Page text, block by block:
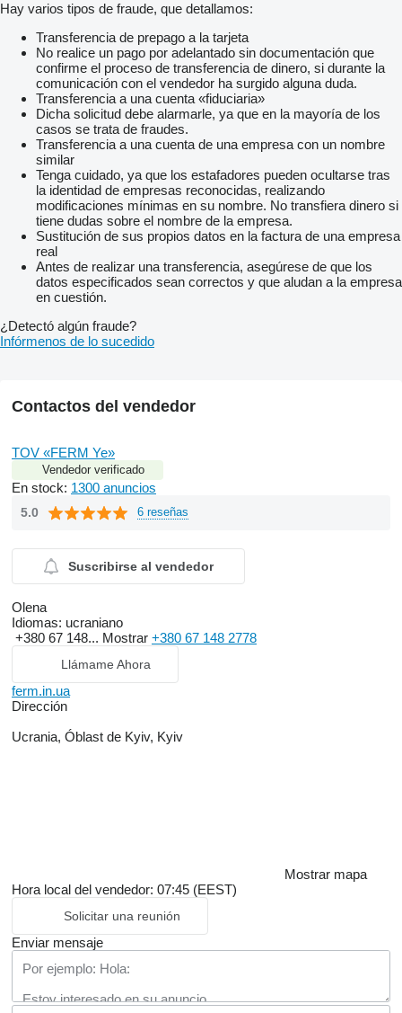
Hay varios tipos de fraude, que detallamos:
Transferencia de prepago a la tarjeta
No realice un pago por adelantado sin documentación que
confirme el proceso de transferencia de dinero, si durante la
comunicación con el vendedor ha surgido alguna duda.
Transferencia a una cuenta «fiduciaria»
Dicha solicitud debe alarmarle, ya que en la mayoría de los
casos se trata de fraudes.
Transferencia a una cuenta de una empresa con un nombre
similar
Tenga cuidado, ya que los estafadores pueden ocultarse tras
la identidad de empresas reconocidas, realizando
modificaciones mínimas en su nombre. No transfiera dinero si
tiene dudas sobre el nombre de la empresa.
Sustitución de sus propios datos en la factura de una empresa
real
Antes de realizar una transferencia, asegúrese de que los
datos especificados sean correctos y que aludan a la empresa
en cuestión.
¿Detectó algún fraude?
Infórmenos de lo sucedido
Contactos del vendedor
TOV «FERM Ye»
Vendedor verificado
En stock: 1300 anuncios
5.0 6 reseñas
Suscribirse al vendedor
Olena
Idiomas: ucraniano
+380 67 148... Mostrar +380 67 148 2778
Llámame Ahora
ferm.in.ua
Dirección
Ucrania, Óblast de Kyiv, Kyiv
Mostrar mapa
Hora local del vendedor: 07:45 (EEST)
Solicitar una reunión
Enviar mensaje